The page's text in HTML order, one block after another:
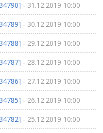
- 31.12.2019 10:00
- 30.12.2019 10:00
- 29.12.2019 10:00
- 28.12.2019 10:00
- 27.12.2019 10:00
- 26.12.2019 10:00
- 25.12.2019 10:00